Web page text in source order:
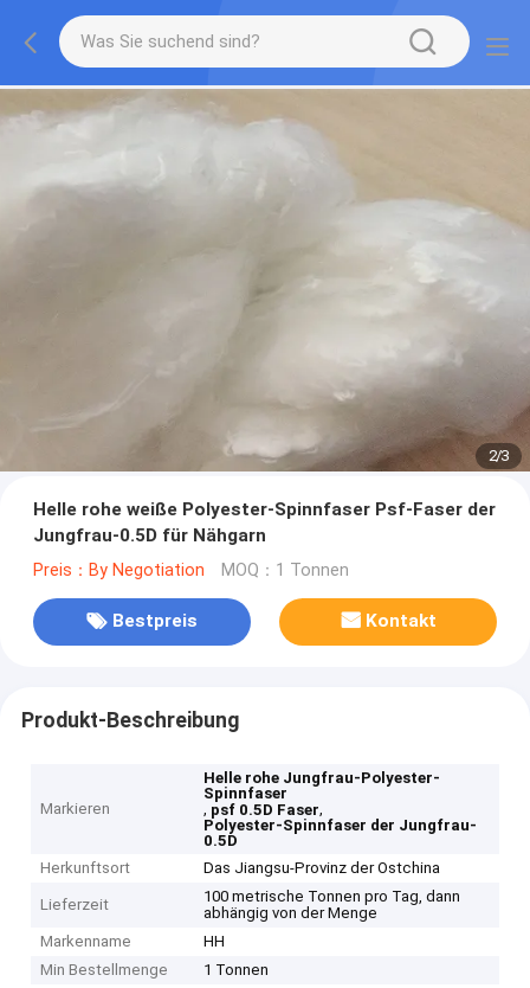
2/3
Helle rohe weiße Polyester-Spinnfaser Psf-Faser der
Jungfrau-0.5D für Nähgarn
Preis：By Negotiation MOQ：1 Tonnen
Bestpreis Kontakt
Produkt-Beschreibung
Markieren
Helle rohe Jungfrau-Polyester-
Spinnfaser
, psf 0.5D Faser,
Polyester-Spinnfaser der Jungfrau-
0.5D
Herkunftsort
Das Jiangsu-Provinz der Ostchina
Lieferzeit
100 metrische Tonnen pro Tag, dann
abhängig von der Menge
Markenname
HH
Min Bestellmenge
1 Tonnen